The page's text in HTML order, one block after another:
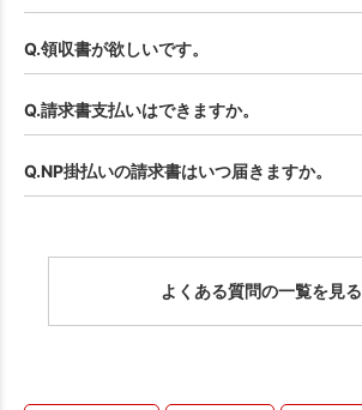
Q.領収書が欲しいです。
Q.請求書支払いはできますか。
Q.NP掛払いの請求書はいつ届きますか。
よくある質問の一覧を見る